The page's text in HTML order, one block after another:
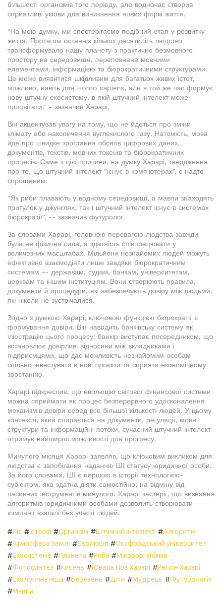
більшості організмів того періоду, але водночас створив
сприятливі умови для виникнення нових форм життя.
"На мою думку, ми спостерігаємо подібний етап у розвитку
життя. Протягом останніх кількох десятиліть людство
трансформувало нашу планету з практично безмовного
простору на середовище, переповнене мовними
елементами, інформацією та бюрократичними структурами.
Це може виявитися шкідливим для багатьох живих істот,
можливо, навіть для Homo sapiens, але в той же час формує
нову штучну екосистему, в якій штучний інтелект може
процвітати," - зазначив Харарі.
Він акцентував увагу на тому, що не йдеться про зміни
клімату або накопичення вуглекислого газу. Натомість, мова
йде про швидке зростання обсягів цифрових даних,
документів, текстів, мовних токенів та бюрократичних
процесів. Саме з цієї причини, на думку Харарі, твердження
про те, що штучний інтелект "існує в комп'ютерах", є надто
спрощеним.
"Як риби плавають у водному середовищі, а мавпи знаходять
притулок у джунглях, так і штучний інтелект існує в системах
бюрократії", -- зазначив футуролог.
За словами Харарі, головною перевагою людства завжди
була не фізична сила, а здатність співпрацювати у
величезних масштабах. Мільйони незнайомих людей можуть
ефективно взаємодіяти лише завдяки бюрократичним
системам -- державам, судам, банкам, університетам,
церквам та іншим інституціям. Вони створюють правила,
документи й процедури, які забезпечують довіру між людьми,
які ніколи не зустрічалися.
Згідно з думкою Харарі, ключовою функцією бюрократії є
формування довіри. Він наводить банківську систему як
ілюстрацію цього процесу: банкір виступає посередником, що
встановлює довірливі відносини між вкладниками і
підприємцями, що дає можливість незнайомим особам
спільно інвестувати в нові проєкти та сприяти економічному
зростанню.
Харарі підкреслив, що еволюцію світової фінансової системи
можна сприймати як процес безперервного удосконалення
механізмів довіри серед все більшої кількості людей. У цьому
контексті, який спирається на документи, регуляції, мовні
структури та інформаційні потоки, сучасний штучний інтелект
отримує найширші можливості для прогресу.
Минулого місяця Харарі заявляв, що ключовим викликом для
людства є запобігання наданню ШІ статусу юридичної особи.
За його словами, ШІ є першою в історії технологією-
суб'єктом, яка здатна діяти самостійно, на відміну від
пасивних інструментів минулого. Харарі застеріг, що визнання
алгоритмів юридичними особами дозволить створювати
компанії взагалі без участі людей.
#Ліс #Історія #Організм #Штучний інтелект #Алгоритм
#Атмосфера Землі #Еволюція #Оксфордський університет
#Екосистема #Планета #Риба #Мікроорганізми
#Фотосинтез #Кисень #Юваль Ноа Харарі #Регіон Харарі
#Екологічна ніша #Березень #Діти #Мудрець #Футурологія
#Мавпа